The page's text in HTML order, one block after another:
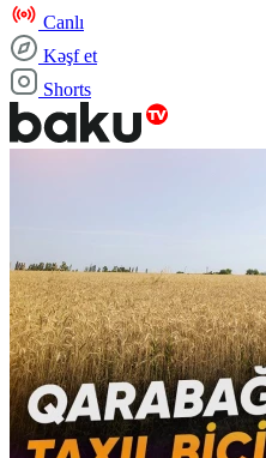
Canlı
Kəşf et
Shorts